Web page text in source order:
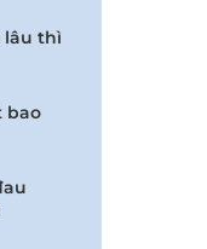
lâu thì
bao